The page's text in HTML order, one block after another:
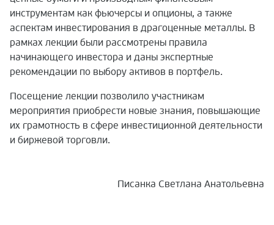
инструментам как фьючерсы и опционы, а также
аспектам инвестирования в драгоценные металлы. В
рамках лекции были рассмотрены правила
начинающего инвестора и даны экспертные
рекомендации по выбору активов в портфель.
Посещение лекции позволило участникам
мероприятия приобрести новые знания, повышающие
их грамотность в сфере инвестиционной деятельности
и биржевой торговли.
Писанка Светлана Анатольевна